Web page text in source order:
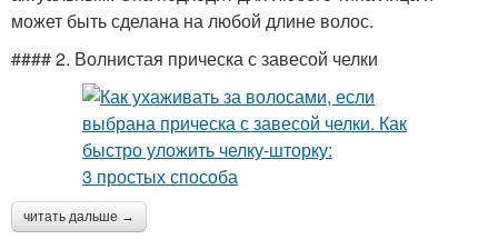
может быть сделана на любой длине волос.
#### 2. Волнистая прическа с завесой челки
читать дальше →